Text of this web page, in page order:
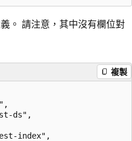
。 請注意，其中沒有欄位對
複製
ds",
index",